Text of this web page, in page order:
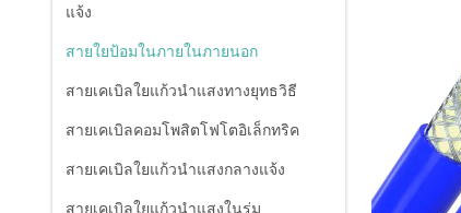
แจ้ง
สายใยป้อมในภายในภายนอก
สายเคเบิลใยแก้วนำแสงทางยุทธวิธี
สายเคเบิลคอมโพสิตโฟโตอิเล็กทริค
สายเคเบิลใยแก้วนำแสงกลางแจ้ง
สายเคเบิลใยแก้วนำแสงในร่ม